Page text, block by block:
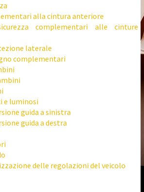
alla cintura anteriore
complementari alle cinture
laterale
complementari
e luminosi
guida a sinistra
guida a destra
delle regolazioni del veicolo